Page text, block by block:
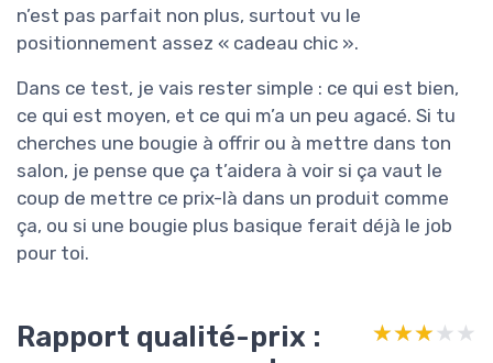
n’est pas parfait non plus, surtout vu le
positionnement assez « cadeau chic ».
Dans ce test, je vais rester simple : ce qui est bien,
ce qui est moyen, et ce qui m’a un peu agacé. Si tu
cherches une bougie à offrir ou à mettre dans ton
salon, je pense que ça t’aidera à voir si ça vaut le
coup de mettre ce prix-là dans un produit comme
ça, ou si une bougie plus basique ferait déjà le job
pour toi.
Rapport qualité-prix :
★★★★★
★★★★★